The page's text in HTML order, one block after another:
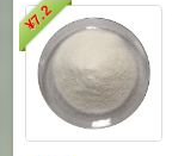
¥
7.2